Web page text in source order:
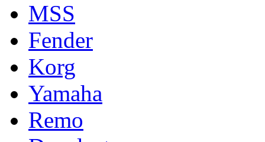
MSS
Fender
Korg
Yamaha
Remo